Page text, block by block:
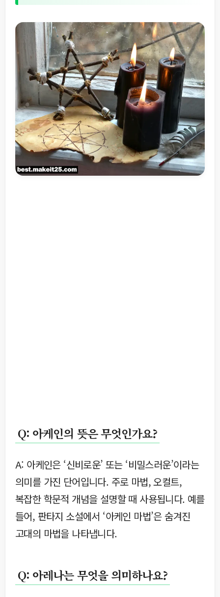
Q: 아케인의 뜻은 무엇인가요?
A: 아케인은 ‘신비로운’ 또는 ‘비밀스러운’이라는
의미를 가진 단어입니다. 주로 마법, 오컬트,
복잡한 학문적 개념을 설명할 때 사용됩니다. 예를
들어, 판타지 소설에서 ‘아케인 마법’은 숨겨진
고대의 마법을 나타냅니다.
Q: 아레나는 무엇을 의미하나요?